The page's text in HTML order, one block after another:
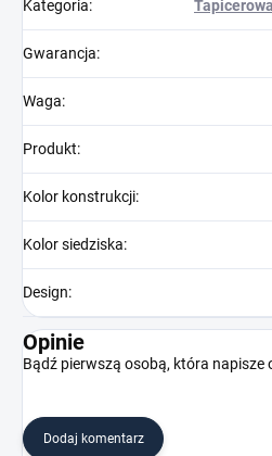
Kategoria:
Gwarancja:
Waga:
Produkt:
Kolor konstrukcji:
Kolor siedziska:
Design:
Opinie
Bądź pierwszą osobą, która napisze
Dodaj komentarz